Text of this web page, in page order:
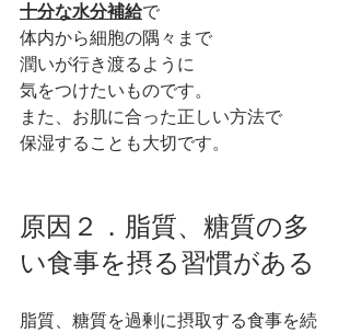
十分な水分補給で
体内から細胞の隅々まで
潤いが行き渡るように
気をつけたいものです。
また、お肌に合った正しい方法で
保湿することも大切です。
原因２．脂質、糖質の多
い食事を摂る習慣がある
脂質、糖質を過剰に摂取する食事を続